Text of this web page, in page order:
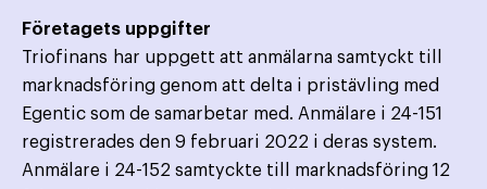
Företagets uppgifter
Triofinans har uppgett att anmälarna samtyckt till
marknadsföring genom att delta i pristävling med
Egentic som de samarbetar med. Anmälare i 24-151
registrerades den 9 februari 2022 i deras system.
Anmälare i 24-152 samtyckte till marknadsföring 12